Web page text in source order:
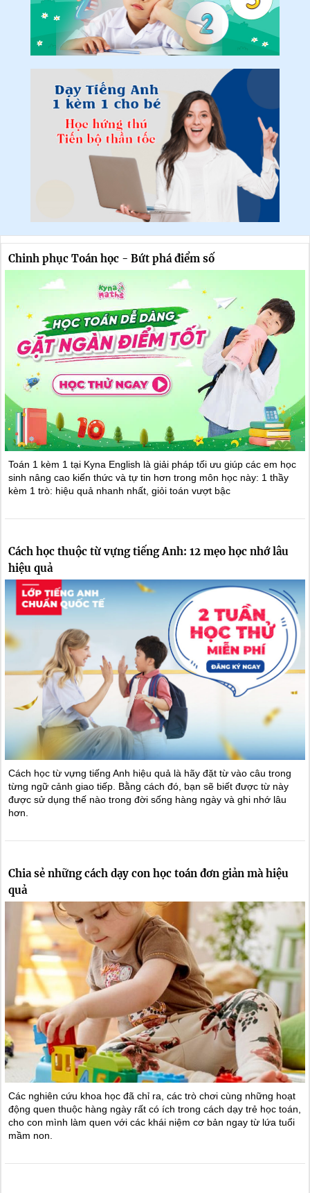
Chinh phục Toán học - Bứt phá điểm số
Toán 1 kèm 1 tại Kyna English là giải pháp tối ưu giúp các em học
sinh nâng cao kiến thức và tự tin hơn trong môn học này: 1 thầy
kèm 1 trò: hiệu quả nhanh nhất, giỏi toán vượt bậc
Cách học thuộc từ vựng tiếng Anh: 12 mẹo học nhớ lâu
hiệu quả
Cách học từ vựng tiếng Anh hiệu quả là hãy đặt từ vào câu trong
từng ngữ cảnh giao tiếp. Bằng cách đó, bạn sẽ biết được từ này
được sử dụng thế nào trong đời sống hàng ngày và ghi nhớ lâu
hơn.
Chia sẻ những cách dạy con học toán đơn giản mà hiệu
quả
Các nghiên cứu khoa học đã chỉ ra, các trò chơi cùng những hoạt
động quen thuộc hàng ngày rất có ích trong cách dạy trẻ học toán,
cho con mình làm quen với các khái niệm cơ bản ngay từ lứa tuổi
mầm non.